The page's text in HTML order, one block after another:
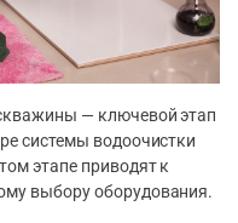
— ключевой этап
системы водоочистки
этапе приводят к
выбору оборудования.